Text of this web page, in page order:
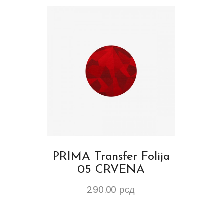
PRIMA Transfer Folija
05 CRVENA
290.00 рсд